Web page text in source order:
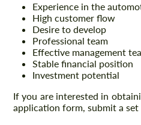
Experience in the
High customer flow
Desire to develop
Professional team
Effective management
Stable financial position
Investment potential
If you are interested in
application form, submit a